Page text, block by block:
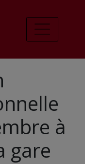
à
gare